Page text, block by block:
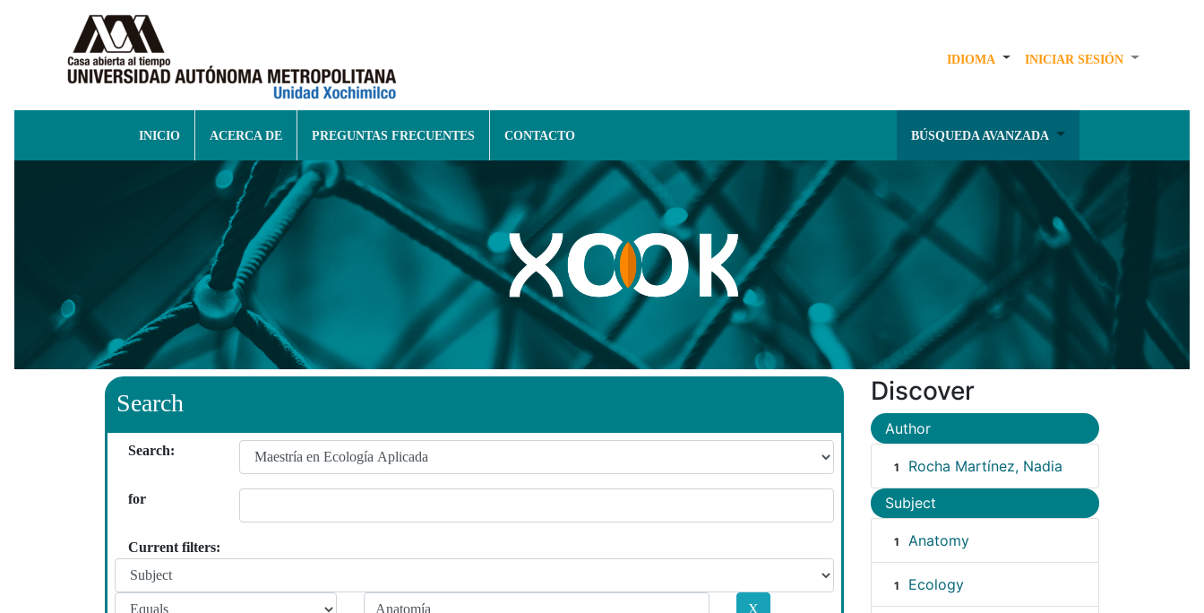
IDIOMA INICIAR SESIÓN
INICIO ACERCA DE PREGUNTAS FRECUENTES CONTACTO BÚSQUEDA AVANZADA
Search
Search:
for
Current filters:
Discover
Author
1 Rocha Martínez, Nadia
Subject
1 Anatomy
1 Ecology